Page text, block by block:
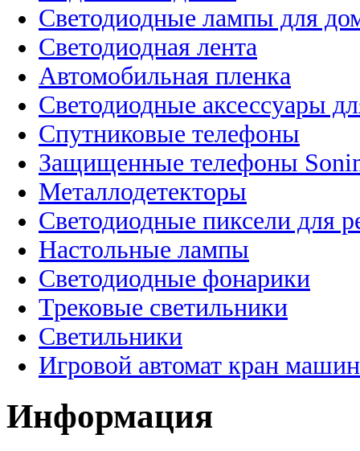
Светодиодные лампы для
Светодиодная лента
Автомобильная пленка
Светодиодные аксессуары
Спутниковые телефоны
Защищенные телефоны
Металлодетекторы
Светодиодные пиксели для
Настольные лампы
Светодиодные фонарики
Трековые светильники
Светильники
Игровой автомат кран
Информация